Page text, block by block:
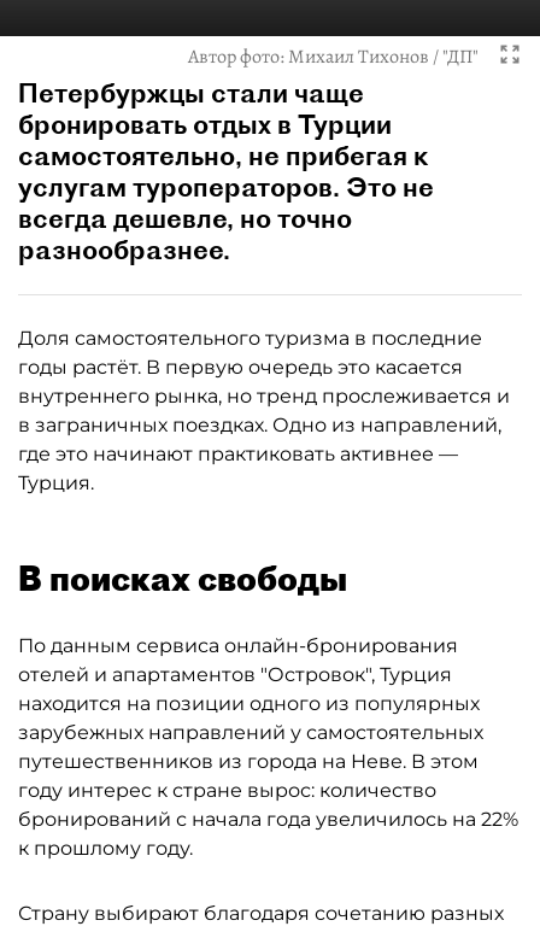
Автор фото:Михаил Тихонов / "ДП"
Петербуржцы стали чаще
бронировать отдых в Турции
самостоятельно, не прибегая к
услугам туроператоров. Это не
всегда дешевле, но точно
разнообразнее.
Доля самостоятельного туризма в последние
годы растёт. В первую очередь это касается
внутреннего рынка, но тренд прослеживается и
в заграничных поездках. Одно из направлений,
где это начинают практиковать активнее —
Турция.
В поисках свободы
По данным сервиса онлайн-бронирования
отелей и апартаментов "Островок", Турция
находится на позиции одного из популярных
зарубежных направлений у самостоятельных
путешественников из города на Неве. В этом
году интерес к стране вырос: количество
бронирований с начала года увеличилось на 22%
к прошлому году.
Страну выбирают благодаря сочетанию разных